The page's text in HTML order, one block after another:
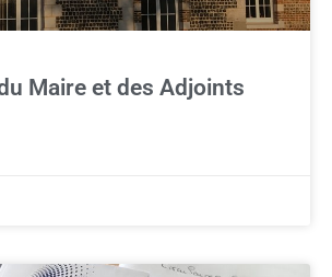
Maire et des Adjoints